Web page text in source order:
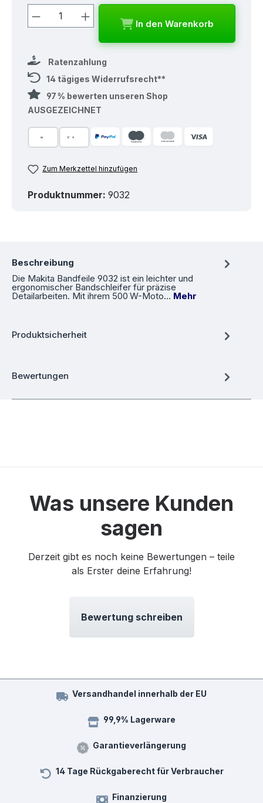
Produkt Anzahl: Gib den
In den Warenkorb
Ratenzahlung
14 tägiges Widerrufsrecht**
97 % bewerten unseren Shop
AUSGEZEICHNET
Zum Merkzettel hinzufügen
Produktnummer: 9032
Beschreibung
Die Makita Bandfeile 9032 ist ein leichter und
ergonomischer Bandschleifer für präzise
Detailarbeiten. Mit ihrem 500 W-Moto… Mehr
Produktsicherheit
Bewertungen
Was unsere Kunden
sagen
Derzeit gibt es noch keine Bewertungen – teile
als Erster deine Erfahrung!
Bewertung schreiben
Versandhandel innerhalb der EU
99,9% Lagerware
Garantieverlängerung
14 Tage Rückgaberecht für Verbraucher
Finanzierung